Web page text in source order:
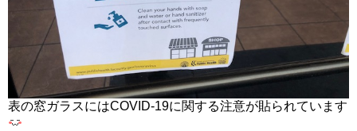
表の窓ガラスにはCOVID-19に関する注意が貼られています